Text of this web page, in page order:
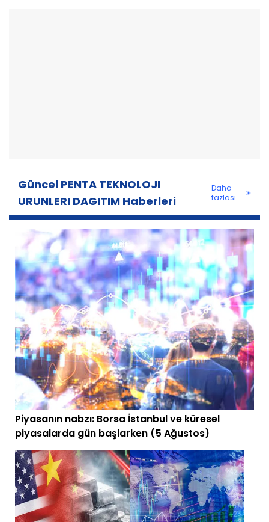
Güncel PENTA TEKNOLOJI
URUNLERI DAGITIM Haberleri
Daha
fazlası
Piyasanın nabzı: Borsa İstanbul ve küresel
piyasalarda gün başlarken (5 Ağustos)